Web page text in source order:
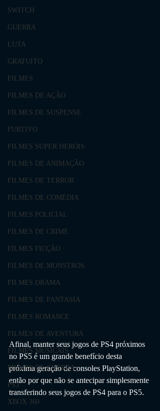
SWITCH
GUERRA
LUTA
GRATUITO
FILMES
FILMES DE AÇÃO
FILMES DE SUSPENSE
FURTIVO
FILMES SUPER HERÓIS
FILMES DE ANIMAÇÃO
FILMES DE TERROR
FILMES DE COMÉDIA
FILMES POLICIAL
FILMES DE CRIME
FILMES FICÇÃO
FILMES DE MONSTROS
FILMES DRAMA
FILMES DE FANTASIA
FILMES ROMANCE
FILMES DE AVENTURA
FILMES MUSICAIS
FILMES DE GUERRA
PS3
XBOX 360
Afinal, manter seus jogos de PS4 próximos
no PS5 é um grande benefício desta
próxima geração de consoles PlayStation,
então por que não se antecipar simplesmente
transferindo seus jogos de PS4 para o PS5.